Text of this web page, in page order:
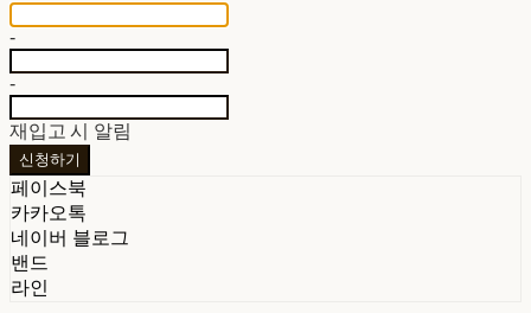
-
-
재입고 시 알림
신청하기
페이스북
카카오톡
네이버 블로그
밴드
라인